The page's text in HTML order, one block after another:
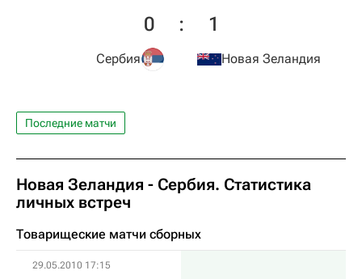
Сербия
0 : 1
Новая Зеландия
Последние матчи
Новая Зеландия - Сербия. Статистика
личных встреч
Товарищеские матчи сборных
29.05.2010 17:15